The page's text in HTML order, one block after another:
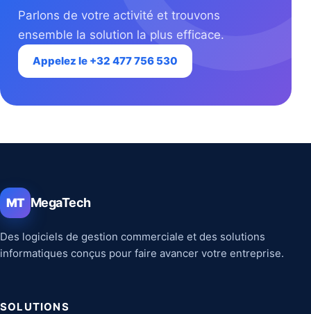
Parlons de votre activité et trouvons
ensemble la solution la plus efficace.
Appelez le +32 477 756 530
MT MegaTech
Des logiciels de gestion commerciale et des solutions
informatiques conçus pour faire avancer votre entreprise.
SOLUTIONS